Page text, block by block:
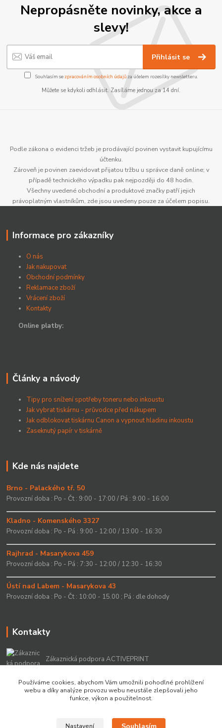
Nepropásněte novinky, akce a
slevy!
Přihlásit se
Souhlasím se zpracováním osobních údajůza účelem rozesílky newsletteru.
Můžete se kdykoli odhlásit. Zasíláme jednou za 14 dní.
Podle zákona o evidenci tržeb je prodávající povinen vystavit kupujícímu
účtenku.
Zároveň je povinen zaevidovat přijatou tržbu u správce daně online; v
případě technického výpadku pak nejpozději do 48 hodin.
Všechny uvedené obchodní a produktové značky patří jejich
právoplatným vlastníkům, zde jsou uvedeny pouze za účelem popisu.
Informace pro zákazníky
O nás
Jak nakupovat
Obchodní podmínky
Reklamace zboží
Vrácení zboží
Kontakty
Online platby:
Články a návody
Tipy pro snížení spotřeby toneru nebo inkoustu
Jak vybrat tiskárnu - průvodce před nákupem
Jak odblokovat tiskárnu Canon a vypnout hladinu inkoustu
Zaseknutý papír v tiskárně
Kde nás najdete
Brno - Palackého tř. 50
Provozní doba : Po - Čt : 9:00 - 17:00 / Pá : 9:00 - 16:00
Kladno - Komenského 3327
Provozní doba : Po - Pá : 9:00 - 12:00 / 13:00 - 16:30
Rajhrad - Masarykova 459
Provozní doba : Po - Pá : 7:30 - 12:00 / 12:30 - 16:30
Ústí nad Labem - Masarykova 43
Provozní doba : Po - Čt : 10:00 - 15.00 ; Pá : dle dohody
Kontakty
Zákaznická podpora ACTIVEPRINT
+420 549 213 756
info@activeprint.cz
Používáme cookies, abychom Vám umožnili pohodlné prohlížení
webu a díky analýze provozu webu neustále zlepšovali jeho
funkce, výkon a použitelnost.
Nastavení